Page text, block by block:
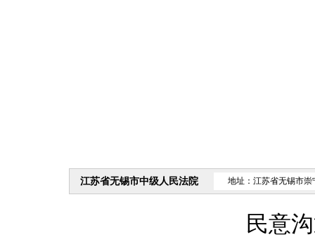
江苏省无锡市中级人民法院 地址：江苏省无锡市崇
民意